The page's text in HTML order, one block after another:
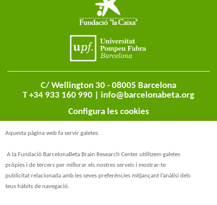
C/ Wellington 30 - 08005 Barcelona
T +34 933 160 990 | info@barcelonabeta.org
Configura les cookies
Aquesta pàgina web fa servir galetes.
A la Fundació BarcelonaBeta Brain Research Center utilitzem galetes
pròpies i de tercers per millorar els nostres serveis i mostrar-te
publicitat relacionada amb les seves preferències mitjançant l’anàlisi dels
teus hàbits de navegació.